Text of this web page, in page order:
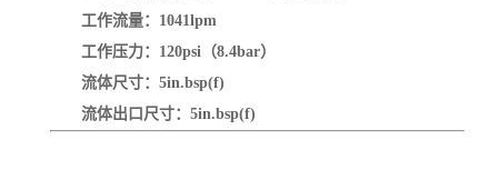
工作流量：1041lpm
工作压力：120psi（8.4bar）
流体尺寸：5in.bsp(f)
流体出口尺寸：5in.bsp(f)